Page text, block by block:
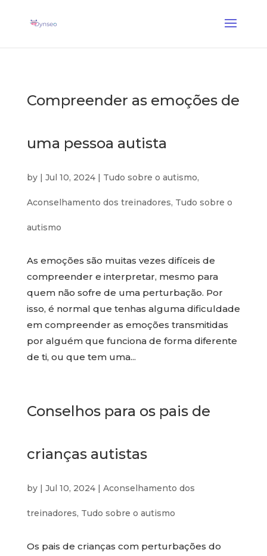
Compreender as emoções de
uma pessoa autista
by | Jul 10, 2024| Tudo sobre o autismo,
Aconselhamento dos treinadores, Tudo sobre o
autismo
As emoções são muitas vezes difíceis de
compreender e interpretar, mesmo para
quem não sofre de uma perturbação. Por
isso, é normal que tenhas alguma dificuldade
em compreender as emoções transmitidas
por alguém que funciona de forma diferente
de ti, ou que tem uma...
Conselhos para os pais de
crianças autistas
by | Jul 10, 2024| Aconselhamento dos
treinadores, Tudo sobre o autismo
Os pais de crianças com perturbações do